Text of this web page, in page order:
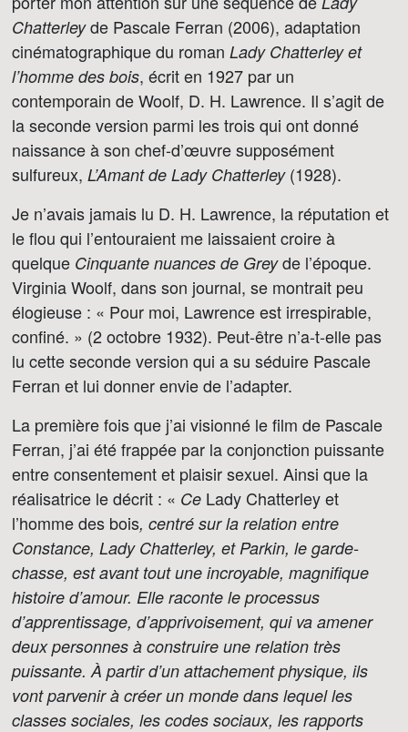
Chatterleyde Pascale Ferran (2006), adaptation
cinématographique du roman Lady Chatterley et
l’homme des bois, écrit en 1927 par un
contemporain de Woolf, D. H. Lawrence. Il s’agit de
la seconde version parmi les trois qui ont donné
naissance à son chef-d’œuvre supposément
sulfureux, L’Amant de Lady Chatterley(1928).
Je n’avais jamais lu D. H. Lawrence, la réputation et
le flou qui l’entouraient me laissaient croire à
quelque Cinquante nuances de Greyde l’époque.
Virginia Woolf, dans son journal, se montrait peu
élogieuse : « Pour moi, Lawrence est irrespirable,
confiné. » (2 octobre 1932). Peut-être n’a-t-elle pas
lu cette seconde version qui a su séduire Pascale
Ferran et lui donner envie de l’adapter.
La première fois que j’ai visionné le film de Pascale
Ferran, j’ai été frappée par la conjonction puissante
entre consentement et plaisir sexuel. Ainsi que la
réalisatrice le décrit : « Ce Lady Chatterley et
l’homme des bois, centré sur la relation entre
Constance, Lady Chatterley, et Parkin, le garde-
chasse, est avant tout une incroyable, magnifique
histoire d’amour. Elle raconte le processus
d’apprentissage, d’apprivoisement, qui va amener
deux personnes à construire une relation très
puissante. À partir d’un attachement physique, ils
vont parvenir à créer un monde dans lequel les
classes sociales, les codes sociaux, les rapports